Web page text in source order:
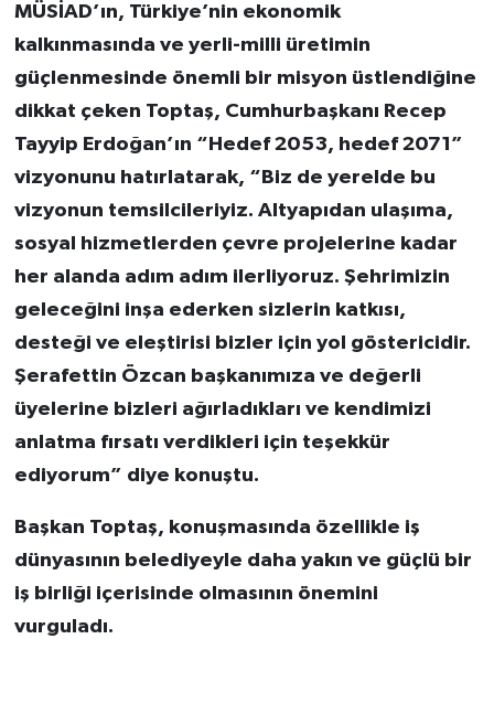
MÜSİAD’ın, Türkiye’nin ekonomik
kalkınmasında ve yerli-milli üretimin
güçlenmesinde önemli bir misyon üstlendiğine
dikkat çeken Toptaş, Cumhurbaşkanı Recep
Tayyip Erdoğan’ın “Hedef 2053, hedef 2071”
vizyonunu hatırlatarak, “Biz de yerelde bu
vizyonun temsilcileriyiz. Altyapıdan ulaşıma,
sosyal hizmetlerden çevre projelerine kadar
her alanda adım adım ilerliyoruz. Şehrimizin
geleceğini inşa ederken sizlerin katkısı,
desteği ve eleştirisi bizler için yol göstericidir.
Şerafettin Özcan başkanımıza ve değerli
üyelerine bizleri ağırladıkları ve kendimizi
anlatma fırsatı verdikleri için teşekkür
ediyorum” diye konuştu.
Başkan Toptaş, konuşmasında özellikle iş
dünyasının belediyeyle daha yakın ve güçlü bir
iş birliği içerisinde olmasının önemini
vurguladı.